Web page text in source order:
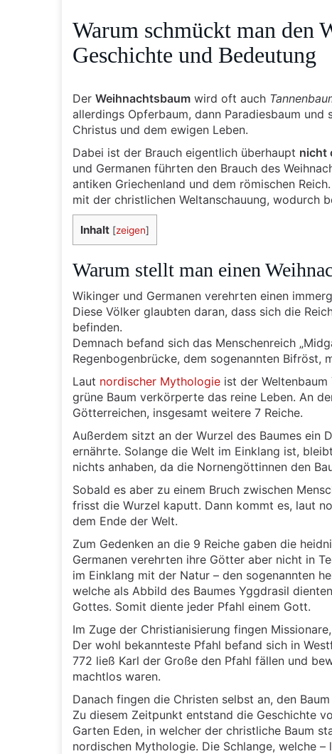
Warum schmückt man den
Geschichte und Bedeutung
Der Weihnachtsbaum wird oft auch
allerdings Opferbaum, dann Paradiesbaum
Christus und dem ewigen Leben.
Dabei ist der Brauch eigentlich überhaupt nicht
und Germanen führten den Brauch des
antiken Griechenland und dem römischen
mit der christlichen Weltanschauung, wodurch
Inhalt [zeigen]
Warum stellt man einen
Wikinger und Germanen verehrten einen
Diese Völker glaubten daran, dass sich die
befinden.
Demnach befand sich das Menschenreich
Regenbogenbrücke, dem sogenannten Bifröst,
Laut nordischer Mythologie ist der
grüne Baum verkörperte das reine Leben. An
Götterreichen, insgesamt weitere 7 Reiche.
Außerdem sitzt an der Wurzel des Baumes ein
ernährte. Solange die Welt im Einklang ist,
nichts anhaben, da die Nornengöttinnen den
Sobald es aber zu einem Bruch zwischen
frisst die Wurzel kaputt. Dann kommt es, laut
dem Ende der Welt.
Zum Gedenken an die 9 Reiche gaben die
Germanen verehrten ihre Götter aber nicht in
im Einklang mit der Natur – den sogenannten
welche als Abbild des Baumes Yggdrasil
Gottes. Somit diente jeder Pfahl einem Gott.
Im Zuge der Christianisierung fingen
Der wohl bekannteste Pfahl befand sich in
772 ließ Karl der Große den Pfahl fällen und
machtlos waren.
Danach fingen die Christen selbst an, den
Zu diesem Zeitpunkt entstand die Geschichte
Garten Eden, in welcher der christliche Baum
nordischen Mythologie. Die Schlange, welche